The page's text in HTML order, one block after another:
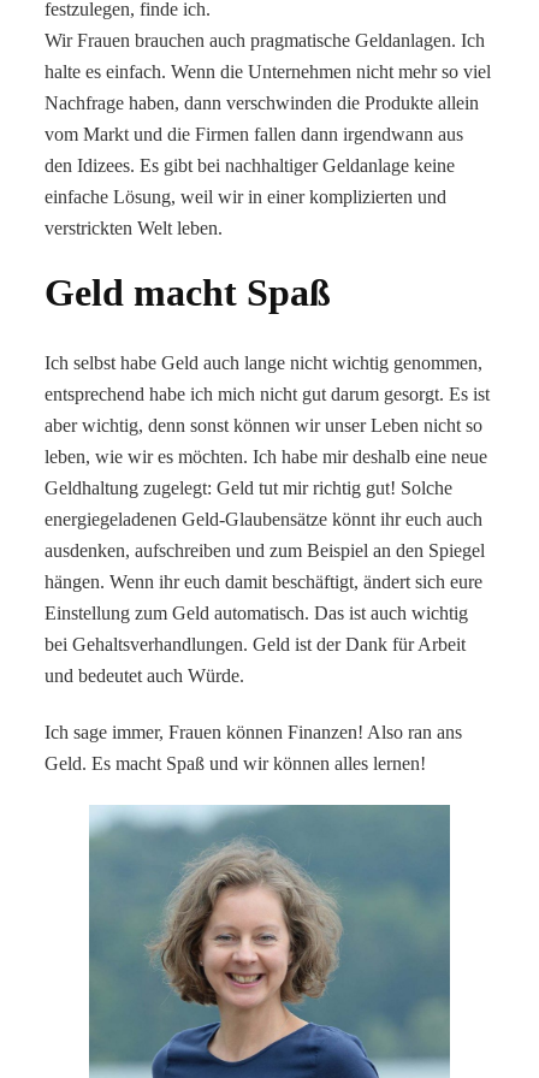
festzulegen, finde ich.
Wir Frauen brauchen auch pragmatische Geldanlagen. Ich
halte es einfach. Wenn die Unternehmen nicht mehr so viel
Nachfrage haben, dann verschwinden die Produkte allein
vom Markt und die Firmen fallen dann irgendwann aus
den Idizees. Es gibt bei nachhaltiger Geldanlage keine
einfache Lösung, weil wir in einer komplizierten und
verstrickten Welt leben.
Geld macht Spaß
Ich selbst habe Geld auch lange nicht wichtig genommen,
entsprechend habe ich mich nicht gut darum gesorgt. Es ist
aber wichtig, denn sonst können wir unser Leben nicht so
leben, wie wir es möchten. Ich habe mir deshalb eine neue
Geldhaltung zugelegt: Geld tut mir richtig gut! Solche
energiegeladenen Geld-Glaubensätze könnt ihr euch auch
ausdenken, aufschreiben und zum Beispiel an den Spiegel
hängen. Wenn ihr euch damit beschäftigt, ändert sich eure
Einstellung zum Geld automatisch. Das ist auch wichtig
bei Gehaltsverhandlungen. Geld ist der Dank für Arbeit
und bedeutet auch Würde.
Ich sage immer, Frauen können Finanzen! Also ran ans
Geld. Es macht Spaß und wir können alles lernen!